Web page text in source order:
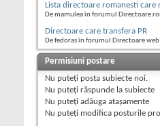
Lista directoare romanesti
De mamulea în forumul Directoare
Directoare care transfera PR
De fedoras în forumul Directoare
Permisiuni postare
Nu puteţi posta subiecte noi.
Nu puteţi răspunde la subiecte
Nu puteţi adăuga ataşamente
Nu puteţi modifica posturile